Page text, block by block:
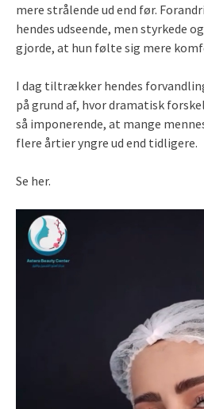
mere strålende ud end før.
hendes udseende, men styrkede
gjorde, at hun følte sig mere
I dag tiltrækker hendes
på grund af, hvor dramatisk
så imponerende, at mange
flere årtier yngre ud end tidligere.
Se her.